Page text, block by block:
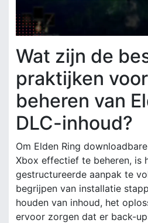
Wat zijn de
praktijken
beheren van
DLC-inhoud?
Om Elden Ring
Xbox effectief te beheren, is
gestructureerde aanpak te
begrijpen van installatie
houden van inhoud, het
ervoor zorgen dat er back-